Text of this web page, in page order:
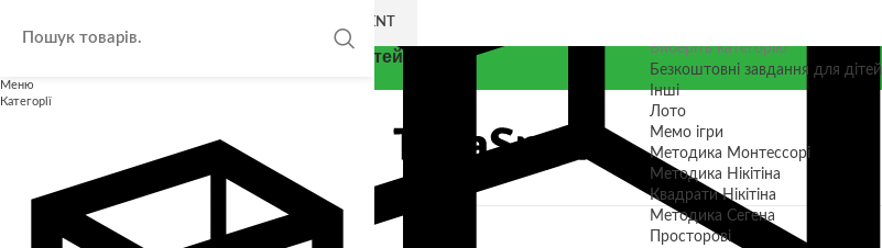
SKIP TO MAIN CONTENT
Thea Smart - Експерт у розвитку дітей
Виберіть категорію
Безкоштовні завдання для дітей
Інші
Лото
Мемо ігри
Методика Монтессорі
Методика Нікітіна
Квадрати Нікітіна
Методика Сегена
Просторові
Меню
Категорії